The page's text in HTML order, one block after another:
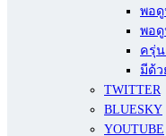
พอดู
พอดู
ครุ่น
มีด้ว
TWITTER
BLUESKY
YOUTUBE